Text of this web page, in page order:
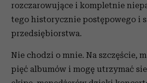
rozczarowujące i kompletnie
tego historycznie postępowego i
przedsiębiorstwa.
Nie chodzi o mnie. Na szczęście,
pięć albumów i mogę utrzymać